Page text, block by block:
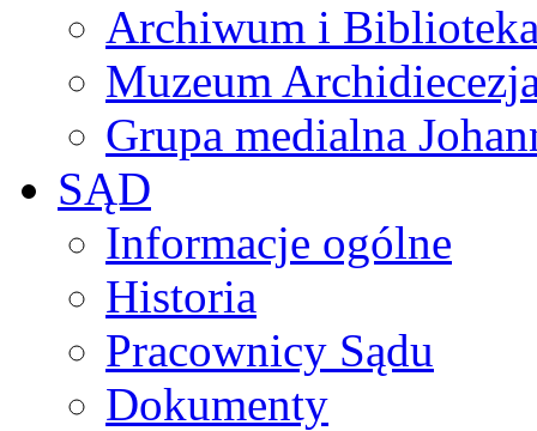
Archiwum i
Muzeum
Grupa medialna
SĄD
Informacje ogólne
Historia
Pracownicy Sądu
Dokumenty